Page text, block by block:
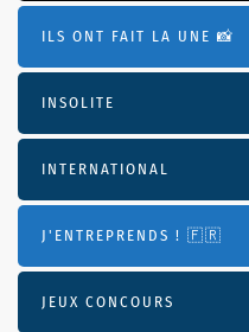
ILS ONT FAIT LA UNE 📸
INSOLITE
INTERNATIONAL
J'ENTREPRENDS ! 🇫🇷
JEUX CONCOURS